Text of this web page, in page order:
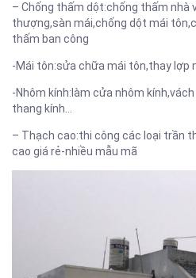
– Chống thấm dột:chống thấm nhà
thượng,sàn mái,chống dột mái
thấm ban công
-Mái tôn:sửa chữa mái tôn,thay lợp
-Nhôm kính:làm cửa nhôm
thang kính…
– Thạch cao:thi công các loại trần
cao giá rẻ-nhiều mẫu mã